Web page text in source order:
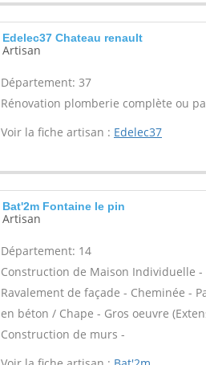
Edelec37 Chateau renault
Artisan
Département: 37
Rénovation plomberie complète ou
Voir la fiche artisan : Edelec37
Bat'2m Fontaine le pin
Artisan
Département: 14
Construction de Maison Individuelle
Ravalement de façade - Cheminée -
en béton / Chape - Gros oeuvre
Construction de murs -